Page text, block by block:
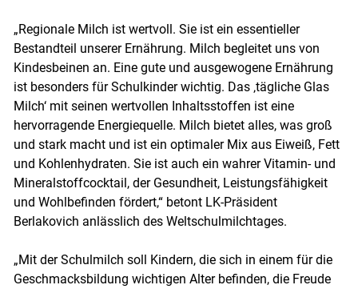
Skip to main content
„Regionale Milch ist wertvoll. Sie ist ein essentieller
Bestandteil unserer Ernährung. Milch begleitet uns von
Kindesbeinen an. Eine gute und ausgewogene Ernährung
ist besonders für Schulkinder wichtig. Das ‚tägliche Glas
Milch‘ mit seinen wertvollen Inhaltsstoffen ist eine
hervorragende Energiequelle. Milch bietet alles, was groß
und stark macht und ist ein optimaler Mix aus Eiweiß, Fett
und Kohlenhydraten. Sie ist auch ein wahrer Vitamin- und
Mineralstoffcocktail, der Gesundheit, Leistungsfähigkeit
und Wohlbefinden fördert,“ betont LK-Präsident
Berlakovich anlässlich des Weltschulmilchtages.
„Mit der Schulmilch soll Kindern, die sich in einem für die
Geschmacksbildung wichtigen Alter befinden, die Freude